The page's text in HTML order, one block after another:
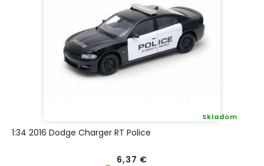
1:34 2016 Dodge Charger RT Police
6,37 €
Skladom